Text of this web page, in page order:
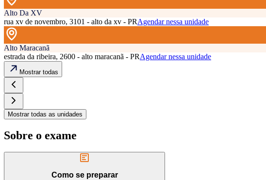
Alto Da XV
rua xv de novembro, 3101 - alto da xv - PRAgendar nessa unidade
Alto Maracanã
estrada da ribeira, 2600 - alto maracanã - PRAgendar nessa unidade
Mostrar todas
Mostrar todas as unidades
Sobre o exame
Como se preparar